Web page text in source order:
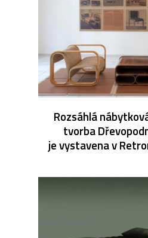
Rozsáhlá
tvorba
je vystavena v